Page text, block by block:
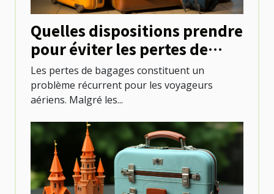
Quelles dispositions prendre
pour éviter les pertes de
bagages lors des voyages en
avion ?
Les pertes de bagages constituent un
problème récurrent pour les voyageurs
aériens. Malgré les...